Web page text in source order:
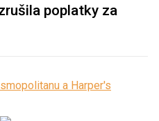
poplatky za